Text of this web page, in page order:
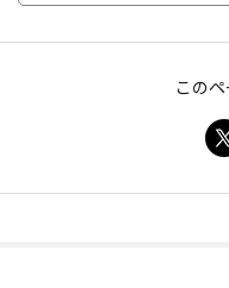
この